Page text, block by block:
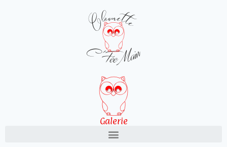
Galerie